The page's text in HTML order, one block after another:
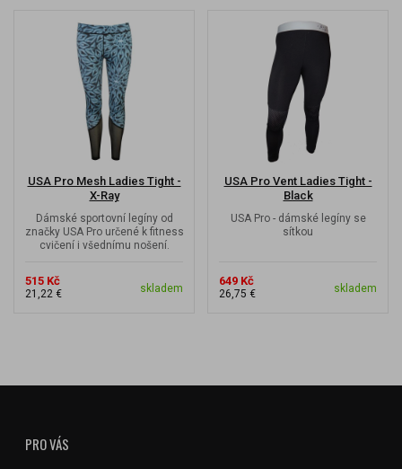
USA Pro Mesh Ladies Tight -
X-Ray
Dámské sportovní legíny od
značky USA Pro určené k fitness
cvičení i všednímu nošení.
515 Kč
21,22 € skladem
USA Pro Vent Ladies Tight -
Black
USA Pro - dámské legíny se
sítkou
649 Kč
26,75 € skladem
PRO VÁS